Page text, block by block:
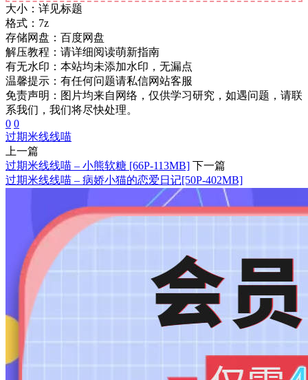
大小： 详见标题
格式： 7z
存储网盘： 百度网盘
解压教程： 请详细阅读萌新指南
有无水印： 本站均未添加水印，无漏点
温馨提示： 有任何问题请私信网站客服
免责声明：图片均来自网络，仅供学习研究，如遇问题，请联
系我们，我们将尽快处理。
0 0
过期米线线喵
上一篇
过期米线线喵 – 小熊软糖 [66P-113MB] 下一篇
过期米线线喵 – 病娇小猫的恋爱日记[50P-402MB]